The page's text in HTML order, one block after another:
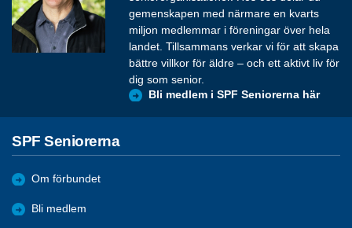
gemenskapen med närmare en kvarts
miljon medlemmar i föreningar över hela
landet. Tillsammans verkar vi för att skapa
bättre villkor för äldre – och ett aktivt liv för
dig som senior.
Bli medlem i SPF Seniorerna här
SPF Seniorerna
Om förbundet
Bli medlem